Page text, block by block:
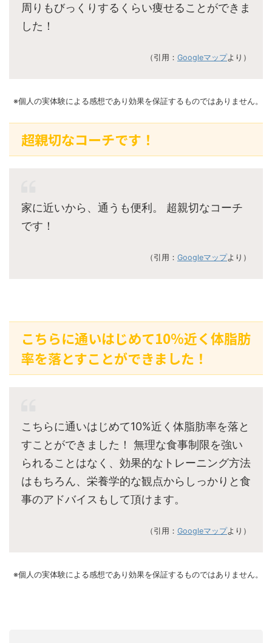
周りもびっくりするくらい痩せることができま
した！
（引用： Googleマップより）
※個人の実体験による感想であり効果を保証するものではありません。
超親切なコーチです！
家に近いから、通うも便利。 超親切なコーチ
です！
（引用： Googleマップより）
こちらに通いはじめて10%近く体脂肪
率を落とすことができました！
こちらに通いはじめて10%近く体脂肪率を落と
すことができました！ 無理な食事制限を強い
られることはなく、効果的なトレーニング方法
はもちろん、栄養学的な観点からしっかりと食
事のアドバイスもして頂けます。
（引用： Googleマップより）
※個人の実体験による感想であり効果を保証するものではありません。